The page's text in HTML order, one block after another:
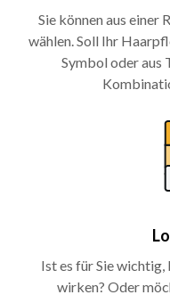
Sie können aus einer
wählen. Soll Ihr
Symbol oder aus
Ist es für Sie
wirken? Oder